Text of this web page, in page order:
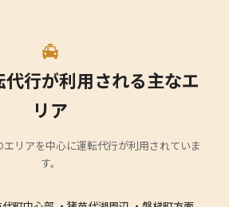
行が利用される主なエ
リア
リアを中心に運転代行が利用されていま
す。